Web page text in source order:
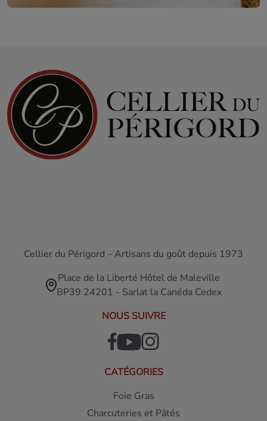
Cellier du Périgord – Artisans du goût depuis 1973
Place de la Liberté Hôtel de Maleville
BP39 24201 - Sarlat la Canéda Cedex
NOUS SUIVRE
CATÉGORIES
Foie Gras
Charcuteries et Pâtés